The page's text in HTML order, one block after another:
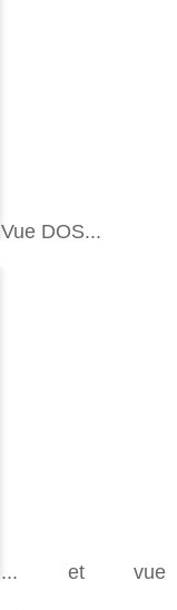
Vue DOS...
... et vue